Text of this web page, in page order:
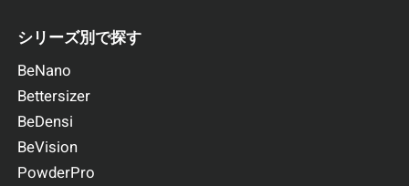
シリーズ別で探す
BeNano
Bettersizer
BeDensi
BeVision
PowderPro